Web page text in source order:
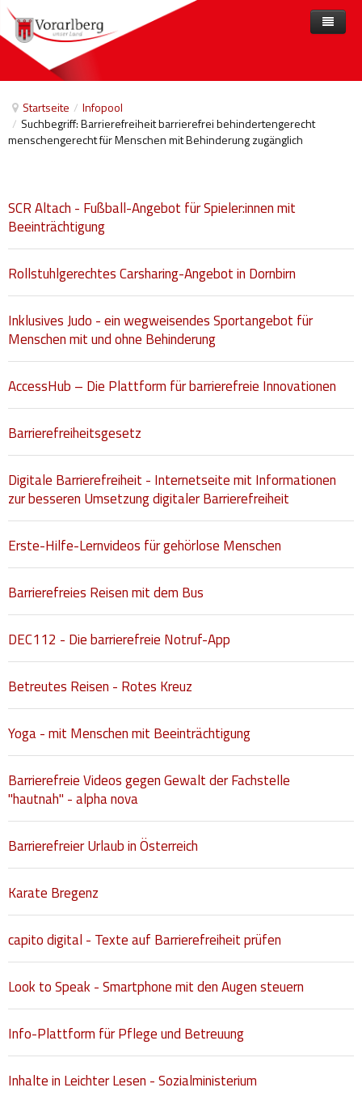
Startseite / Infopool
/ Suchbegriff: Barrierefreiheit barrierefrei behindertengerecht
menschengerecht für Menschen mit Behinderung zugänglich
SCR Altach - Fußball-Angebot für Spieler:innen mit
Beeinträchtigung
Rollstuhlgerechtes Carsharing-Angebot in Dornbirn
Inklusives Judo - ein wegweisendes Sportangebot für
Menschen mit und ohne Behinderung
AccessHub – Die Plattform für barrierefreie Innovationen
Barrierefreiheitsgesetz
Digitale Barrierefreiheit - Internetseite mit Informationen
zur besseren Umsetzung digitaler Barrierefreiheit
Erste-Hilfe-Lernvideos für gehörlose Menschen
Barrierefreies Reisen mit dem Bus
DEC112 - Die barrierefreie Notruf-App
Betreutes Reisen - Rotes Kreuz
Yoga - mit Menschen mit Beeinträchtigung
Barrierefreie Videos gegen Gewalt der Fachstelle
"hautnah" - alpha nova
Barrierefreier Urlaub in Österreich
Karate Bregenz
capito digital - Texte auf Barrierefreiheit prüfen
Look to Speak - Smartphone mit den Augen steuern
Info-Plattform für Pflege und Betreuung
Inhalte in Leichter Lesen - Sozialministerium
Home
Angebote nach Themen
Beihilfen, finanzielle Unterstützungen
Freizeit
Gesetze und Verordnungen
Gesetzliche Vertretungen
Hilfsmittel und Heilbehelfe
Pflege, Pflegende Angehörige
Wohnen
Anbieter